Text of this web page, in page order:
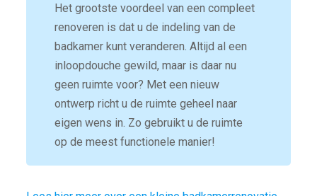
Het grootste voordeel van een compleet
renoveren is dat u de indeling van de
badkamer kunt veranderen. Altijd al een
inloopdouche gewild, maar is daar nu
geen ruimte voor? Met een nieuw
ontwerp richt u de ruimte geheel naar
eigen wens in. Zo gebruikt u de ruimte
op de meest functionele manier!